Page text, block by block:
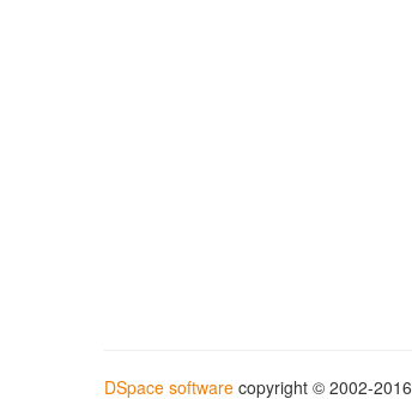
DSpace software copyright © 2002-2016